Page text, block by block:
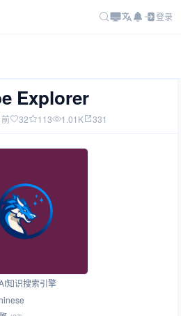
登录
Explorer
32 113 1.01K 331
知识搜索引擎